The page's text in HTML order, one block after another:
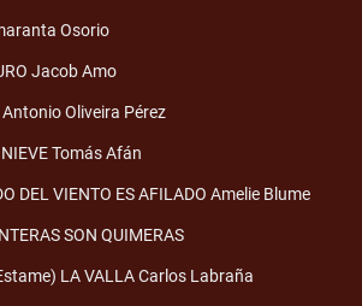
Osorio
Jacob Amo
Antonio Oliveira Pérez
Tomás Afán
DEL VIENTO ES AFILADO Amelie Blume
SON QUIMERAS
LA VALLA Carlos Labraña